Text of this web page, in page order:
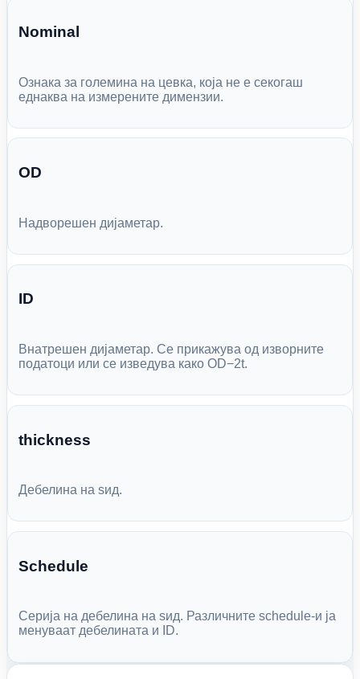
Nominal
Ознака за големина на цевка, која не е секогаш
еднаква на измерените димензии.
OD
Надворешен дијаметар.
ID
Внатрешен дијаметар. Се прикажува од изворните
податоци или се изведува како OD−2t.
thickness
Дебелина на ѕид.
Schedule
Серија на дебелина на ѕид. Различните schedule-и ја
менуваат дебелината и ID.